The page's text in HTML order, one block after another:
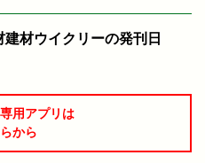
材ウイクリーの発刊日
用アプリは
から